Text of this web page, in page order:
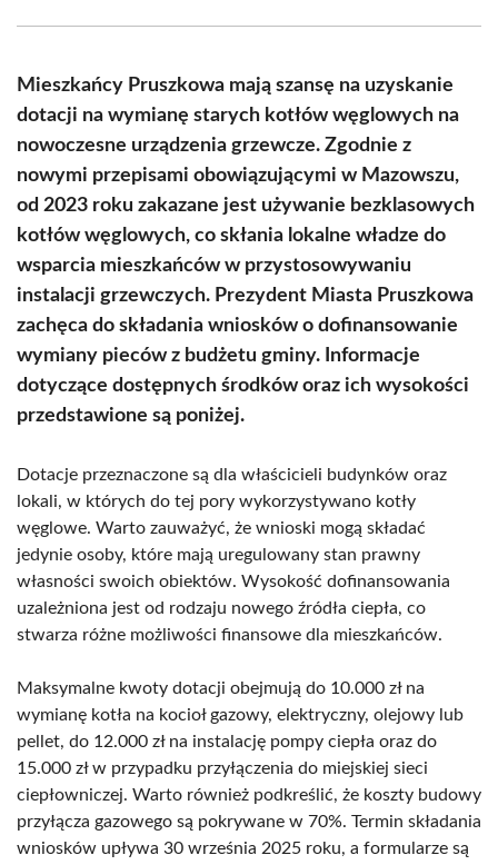
(Twitter)
Mieszkańcy Pruszkowa mają szansę na uzyskanie
dotacji na wymianę starych kotłów węglowych na
nowoczesne urządzenia grzewcze. Zgodnie z
nowymi przepisami obowiązującymi w Mazowszu,
od 2023 roku zakazane jest używanie bezklasowych
kotłów węglowych, co skłania lokalne władze do
wsparcia mieszkańców w przystosowywaniu
instalacji grzewczych. Prezydent Miasta Pruszkowa
zachęca do składania wniosków o dofinansowanie
wymiany pieców z budżetu gminy. Informacje
dotyczące dostępnych środków oraz ich wysokości
przedstawione są poniżej.
Dotacje przeznaczone są dla właścicieli budynków oraz
lokali, w których do tej pory wykorzystywano kotły
węglowe. Warto zauważyć, że wnioski mogą składać
jedynie osoby, które mają uregulowany stan prawny
własności swoich obiektów. Wysokość dofinansowania
uzależniona jest od rodzaju nowego źródła ciepła, co
stwarza różne możliwości finansowe dla mieszkańców.
Maksymalne kwoty dotacji obejmują do 10.000 zł na
wymianę kotła na kocioł gazowy, elektryczny, olejowy lub
pellet, do 12.000 zł na instalację pompy ciepła oraz do
15.000 zł w przypadku przyłączenia do miejskiej sieci
ciepłowniczej. Warto również podkreślić, że koszty budowy
przyłącza gazowego są pokrywane w 70%. Termin składania
wniosków upływa 30 września 2025 roku, a formularze są